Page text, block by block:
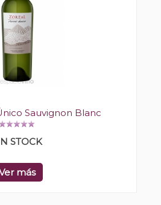
Sauvignon Blanc
STOCK
más